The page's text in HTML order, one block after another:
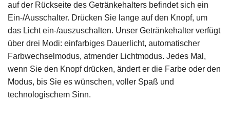
auf der Rückseite des Getränkehalters befindet sich ein
Ein-/Ausschalter. Drücken Sie lange auf den Knopf, um
das Licht ein-/auszuschalten. Unser Getränkehalter verfügt
über drei Modi: einfarbiges Dauerlicht, automatischer
Farbwechselmodus, atmender Lichtmodus. Jedes Mal,
wenn Sie den Knopf drücken, ändert er die Farbe oder den
Modus, bis Sie es wünschen, voller Spaß und
technologischem Sinn.